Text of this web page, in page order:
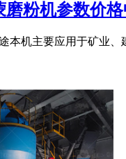
粉机参数价
本机主要应用于矿业